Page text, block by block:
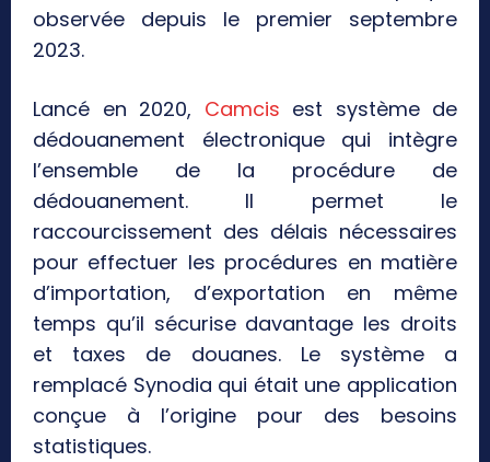
observée depuis le premier septembre
2023.
Lancé en 2020, Camcis est système de
dédouanement électronique qui intègre
l’ensemble de la procédure de
dédouanement. Il permet le
raccourcissement des délais nécessaires
pour effectuer les procédures en matière
d’importation, d’exportation en même
temps qu’il sécurise davantage les droits
et taxes de douanes. Le système a
remplacé Synodia qui était une application
conçue à l’origine pour des besoins
statistiques.